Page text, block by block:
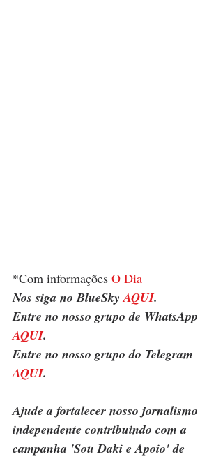
*Com informações O Dia
Nos siga no BlueSky AQUI.
Entre no nosso grupo de WhatsApp
AQUI.
Entre no nosso grupo do Telegram
AQUI.
Ajude a fortalecer nosso jornalismo
independente contribuindo com a
campanha 'Sou Daki e Apoio' de